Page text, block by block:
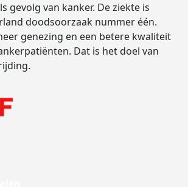
gevolg van kanker. De ziekte is
doodsoorzaak nummer één.
genezing en een betere kwaliteit
Dat is het doel van